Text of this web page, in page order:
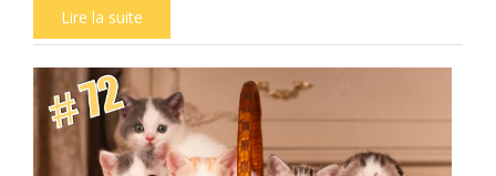
Lire la suite